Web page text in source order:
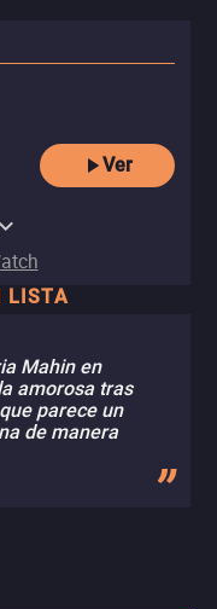
Ver
LISTA
Mahin en
amorosa tras
parece un
de manera